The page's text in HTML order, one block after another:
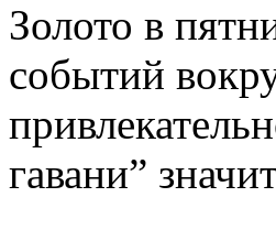
Золото в
событий
гавани”